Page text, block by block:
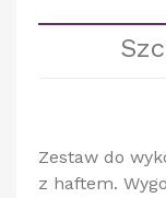
Zestaw do
z haftem.